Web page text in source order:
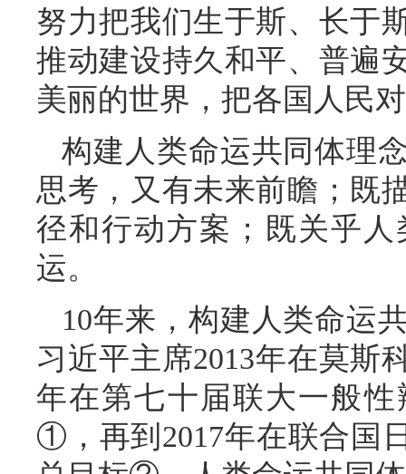
努力把我们生于斯、长于
推动建设持久和平、普遍
美丽的世界，把各国人民
构建人类命运共同体理
思考，又有未来前瞻；既
径和行动方案；既关乎
运。
10年来，构建人类命运
习近平主席2013年在莫斯
年在第七十届联大一般
①，再到2017年在联合国